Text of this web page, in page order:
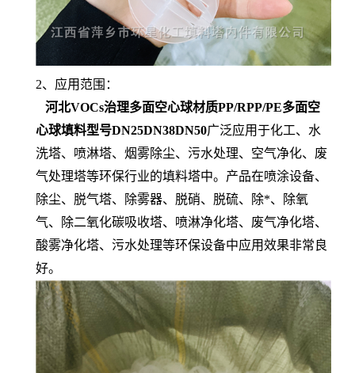
2、应用范围：
河北VOCs治理多面空心球材质PP/RPP/PE多面空
心球填料型号DN25DN38DN50广泛应用于化工、水
洗塔、喷淋塔、烟雾除尘、污水处理、空气净化、废
气处理塔等环保行业的填料塔中。产品在喷涂设备、
除尘、脱气塔、除雾器、脱硝、脱硫、除*、除氧
气、除二氧化碳吸收塔、喷淋净化塔、废气净化塔、
酸雾净化塔、污水处理等环保设备中应用效果非常良
好。